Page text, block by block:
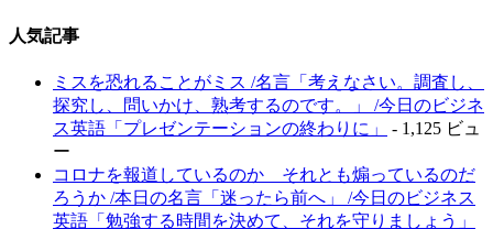
人気記事
ミスを恐れることがミス /名言「考えなさい。調査し、
探究し、問いかけ、熟考するのです。」 /今日のビジネ
ス英語「プレゼンテーションの終わりに」
- 1,125 ビュ
ー
コロナを報道しているのか それとも煽っているのだ
ろうか /本日の名言「迷ったら前へ」 /今日のビジネス
英語「勉強する時間を決めて、それを守りましょう」